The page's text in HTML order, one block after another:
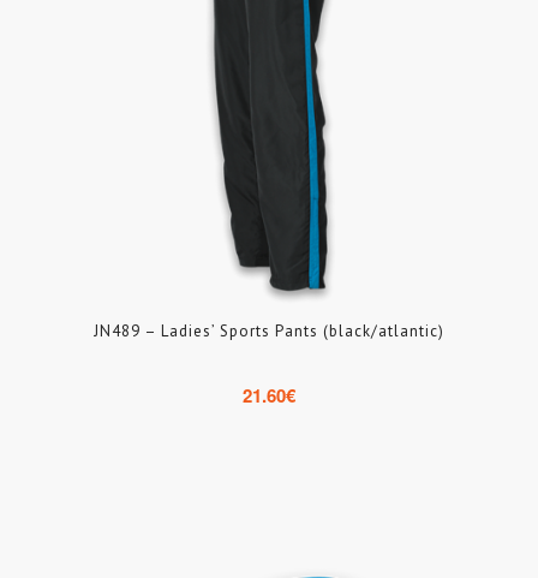
JN489 – Ladies’ Sports Pants (black/atlantic)
21.60€